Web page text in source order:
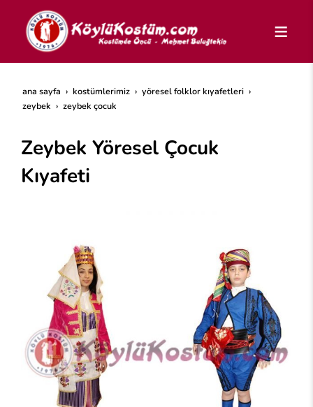
ana sayfa kostümlerimiz
yöresel folklor kıyafetleri
zeybek
zeybek çocuk
Zeybek Yöresel Çocuk
Kıyafeti